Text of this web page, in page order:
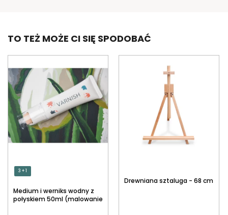
TO TEŻ MOŻE CI SIĘ SPODOBAĆ
3 + 1
Medium i werniks wodny z
połyskiem 50ml (malowanie
Drewniana sztaluga - 68 cm